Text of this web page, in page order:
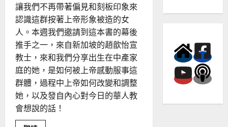
讓我們不再帶著偏見和刻板印象來
認識這群按著上帝形象被造的女
人。本週我們邀請到這本書的幕後
推手之一，來自新加坡的趙歆怡宣
教士，來和我們分享出生在中產家
庭的她，是如何被上帝感動服事這
群體，過程中上帝如何改變和調整
她，以及發自內心對今日的華人教
會想說的話！